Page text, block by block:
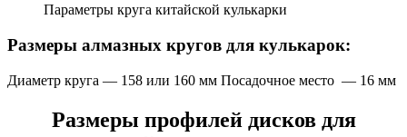
Параметры круга китайской кулькарки
Размеры алмазных кругов для кулькарок:
Диаметр круга — 158 или 160 мм Посадочное место — 16 мм
Размеры профилей дисков для